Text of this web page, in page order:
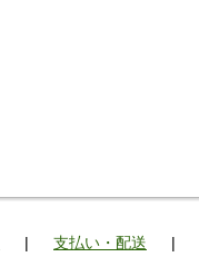
| 支払い・配送 |